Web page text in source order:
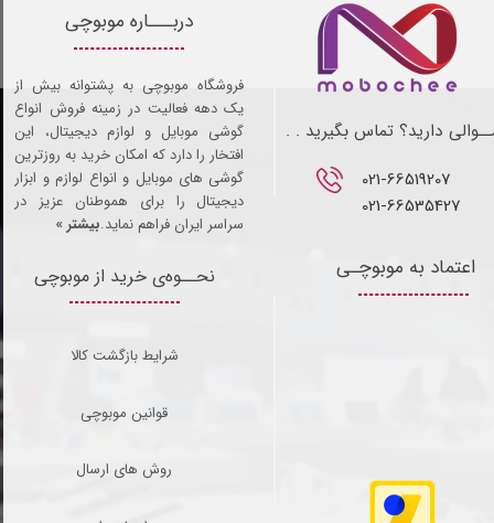
021-66519207​​​​​​​
021-66535427
دارید؟ تماس بگیرید . .
نحــوه‌ی خرید از موبوچی
شرایط بازگشت کالا
قوانین موبوچی
روش های ارسال
اعتماد به موبوچـی
دربـــاره موبوچی
فروشگاه موبوچی به پشتوانه بیش از
یک دهه فعالیت در زمینه فروش انواع
گوشی موبایل و لوازم دیجیتال، این
افتخار را دارد که امکان خرید به روزترین
گوشی های موبایل و انواع لوازم و ابزار
دیجیتال را برای هموطنان عزیز در
سراسر ایران فراهم نماید.بیشتر »